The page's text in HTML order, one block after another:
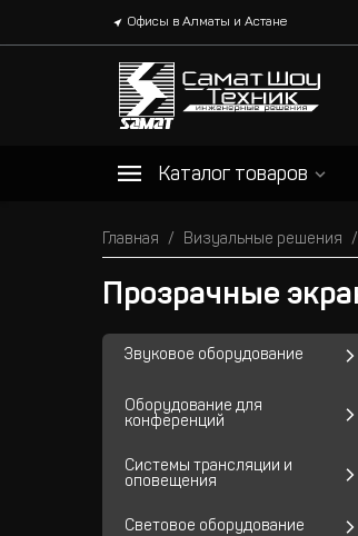
Офисы в Алматы и Астане
Каталог товаров
Главная Визуальные решения
Прозрачные
Звуковое оборудование
Оборудование для
конференций
Системы трансляции и
оповещения
Световое оборудование